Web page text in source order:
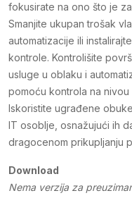
fokusirate na ono što je
Smanjite ukupan trošak
automatizacije ili
kontrole. Kontrolišite
usluge u oblaku i
pomoću kontrola na
Iskoristite ugrađene
IT osoblje, osnažujući ih
dragocenom prikupljanju
Download
Nema verzija za